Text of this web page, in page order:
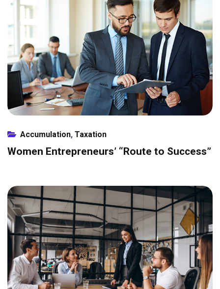
Accumulation, Taxation
Women Entrepreneurs’ “Route to Success”